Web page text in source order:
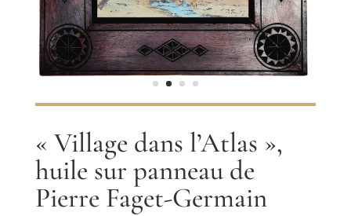
« Village dans l’Atlas »,
huile sur panneau de
Pierre Faget-Germain